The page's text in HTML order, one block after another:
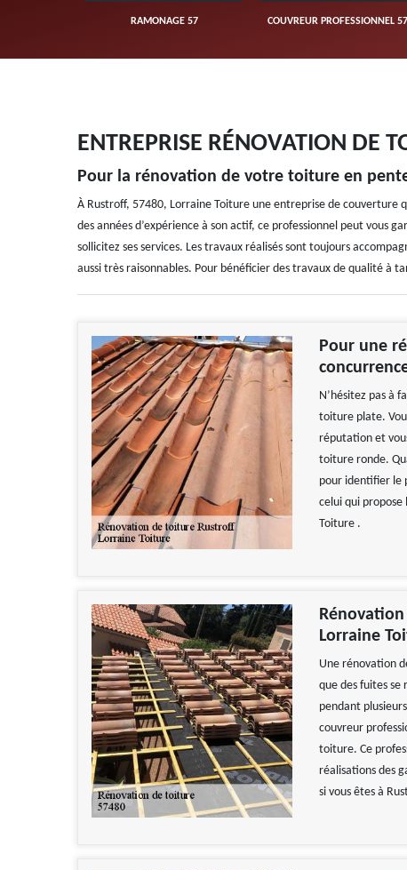
RAMONAGE 57 COUVREUR PROFESSIONNEL 57
ENTREPRISE RÉNOVATION DE
Pour la rénovation de votre toiture en
À Rustroff, 57480, Lorraine Toiture une entreprise de couverture
des années d’expérience à son actif, ce professionnel peut vous
sollicitez ses services. Les travaux réalisés sont toujours
aussi très raisonnables. Pour bénéficier des travaux de qualité à
Pour une
N’hésitez pas à
toiture plate.
réputation et
toiture ronde.
pour identifier le
celui qui
Toiture .
Lorraine
Une rénovation
que des fuites
pendant
couvreur
toiture. Ce
réalisations des
si vous êtes à